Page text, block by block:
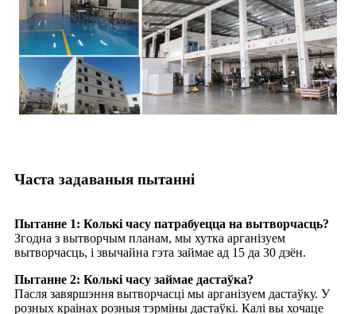
Часта задаваныя пытанні
Пытанне 1: Колькі часу патрабуецца на вытворчасць?
Згодна з вытворчым планам, мы хутка арганізуем
вытворчасць, і звычайна гэта займае ад 15 да 30 дзён.
Пытанне 2: Колькі часу займае дастаўка?
Пасля завяршэння вытворчасці мы арганізуем дастаўку. У
розных краінах розныя тэрміны дастаўкі. Калі вы хочаце